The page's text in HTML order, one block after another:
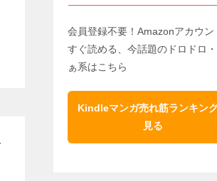
会員登録不要！Amazonアカウン
すぐ読める、今話題のドロドロ
ぁ系はこちら
Kindleマンガ売れ筋ランキン
見る